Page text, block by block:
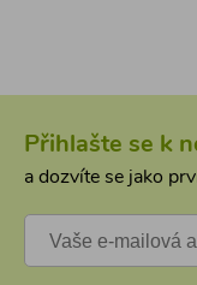
Přihlašte se k
a dozvíte se jako